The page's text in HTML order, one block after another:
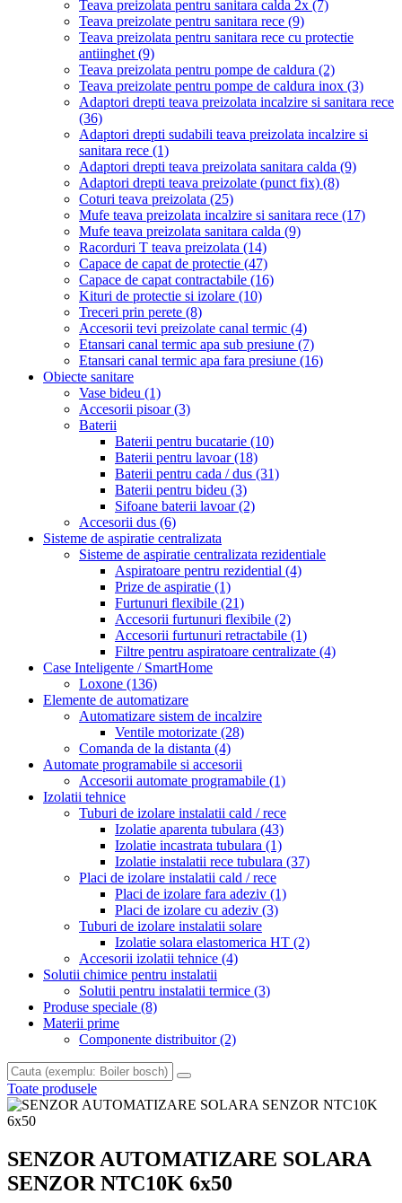
Teava preizolata pentru sanitara calda 2x (7)
Teava preizolate pentru sanitara rece (9)
Teava preizolata pentru sanitara rece cu protectie
antiinghet (9)
Teava preizolata pentru pompe de caldura (2)
Teava preizolate pentru pompe de caldura inox (3)
Adaptori drepti teava preizolata incalzire si sanitara rece
(36)
Adaptori drepti sudabili teava preizolata incalzire si
sanitara rece (1)
Adaptori drepti teava preizolata sanitara calda (9)
Adaptori drepti teava preizolate (punct fix) (8)
Coturi teava preizolata (25)
Mufe teava preizolata incalzire si sanitara rece (17)
Mufe teava preizolata sanitara calda (9)
Racorduri T teava preizolata (14)
Capace de capat de protectie (47)
Capace de capat contractabile (16)
Kituri de protectie si izolare (10)
Treceri prin perete (8)
Accesorii tevi preizolate canal termic (4)
Etansari canal termic apa sub presiune (7)
Etansari canal termic apa fara presiune (16)
Obiecte sanitare
Vase bideu (1)
Accesorii pisoar(3)
Baterii
Baterii pentru bucatarie (10)
Baterii pentru lavoar(18)
Baterii pentru cada / dus (31)
Baterii pentru bideu (3)
Sifoane baterii lavoar(2)
Accesorii dus (6)
Sisteme de aspiratie centralizata
Sisteme de aspiratie centralizata rezidentiale
Aspiratoare pentru rezidential (4)
Prize de aspiratie (1)
Furtunuri flexibile (21)
Accesorii furtunuri flexibile (2)
Accesorii furtunuri retractabile (1)
Filtre pentru aspiratoare centralizate (4)
Case Inteligente / SmartHome
Loxone (136)
Elemente de automatizare
Automatizare sistem de incalzire
Ventile motorizate (28)
Comanda de la distanta (4)
Automate programabile si accesorii
Accesorii automate programabile (1)
Izolatii tehnice
Tuburi de izolare instalatii cald / rece
Izolatie aparenta tubulara (43)
Izolatie incastrata tubulara (1)
Izolatie instalatii rece tubulara (37)
Placi de izolare instalatii cald / rece
Placi de izolare fara adeziv (1)
Placi de izolare cu adeziv (3)
Tuburi de izolare instalatii solare
Izolatie solara elastomerica HT (2)
Accesorii izolatii tehnice (4)
Solutii chimice pentru instalatii
Solutii pentru instalatii termice (3)
Produse speciale (8)
Materii prime
Componente distribuitor(2)
Toate produsele
SENZOR AUTOMATIZARE SOLARA
SENZOR NTC10K 6x50